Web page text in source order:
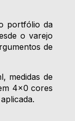
portfólio da
o varejo
de
medidas de
4x0 cores